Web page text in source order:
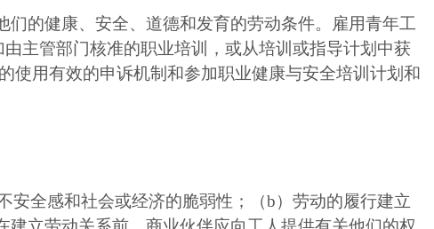
的健康、安全、道德和发育的劳动条件。雇用青年工
主管部门核准的职业培训，或从培训或指导计划中获
使用有效的申诉机制和参加职业健康与安全培训计划和
全感和社会或经济的脆弱性；（b）劳动的履行建立